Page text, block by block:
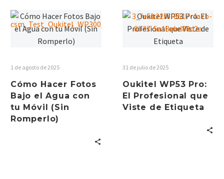
1 de agosto de 2025
Cómo Hacer Fotos
Bajo el Agua con
tu Móvil (Sin
Romperlo)
31 de julio de 2025
Oukitel WP53 Pro:
El Profesional que
Viste de Etiqueta